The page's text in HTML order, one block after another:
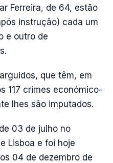
Ferreira, de 64, estão
instrução) cada um
e outro de
que têm, em
117 crimes económico-
lhes são imputados.
03 de julho no
Lisboa e foi hoje
04 de dezembro de